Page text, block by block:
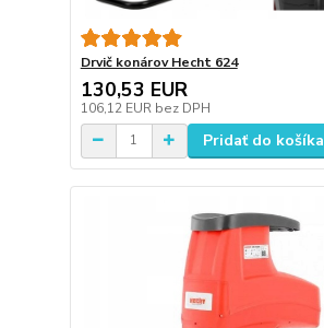
Drvič konárov Hecht 624
130,53 EUR
106,12 EUR bez DPH
Pridať do košíka